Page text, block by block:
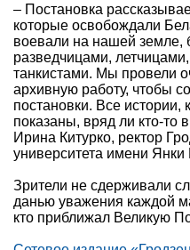
– Постановка
которые освобождали
воевали на нашей земле,
разведчицами,
танкистами. Мы провели
архивную работу, чтобы
постановки. Все истории,
показаны, вряд ли кто-то
Ирина Китурко, ректор
университета имени Янки
Зрители не сдерживали
данью уважения каждой
кто приближал Великую